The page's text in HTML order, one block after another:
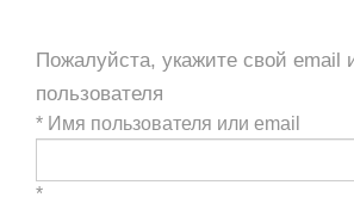
Пожалуйста, укажите свой email
пользователя
* Имя пользователя или email
*